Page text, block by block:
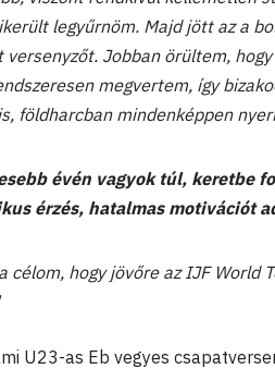
legyűrnöm. Majd jött az a
Jobban örültem,
megvertem, így
földharcban mindenképpen
évén vagyok túl, keretbe
érzés, hatalmas motivációt
célom, hogy jövőre az IJF World
U23-as Eb vegyes